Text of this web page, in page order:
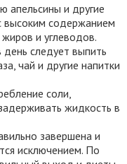
апельсины и другие
высоким содержанием
и углеводов.
следует выпить
чай и другие напитки
соли,
жидкость в
завершена и
исключением. По